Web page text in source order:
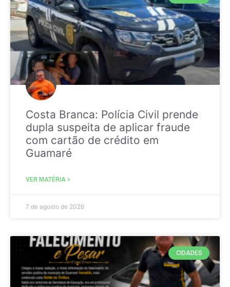
Costa Branca: Polícia Civil prende
dupla suspeita de aplicar fraude
com cartão de crédito em
Guamaré
VER MATÉRIA »
7 de agosto de 2026
CIDADES